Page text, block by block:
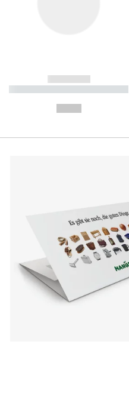
------------
----------- ----------- ----------